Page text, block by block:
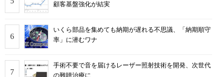
顧客基盤強化が結実
いくら部品を集めても納期が遅れる不思議、「納期順守
率」に潜むワナ
手術不要で音を届けるレーザー照射技術を開発、次世代
の難聴治療に